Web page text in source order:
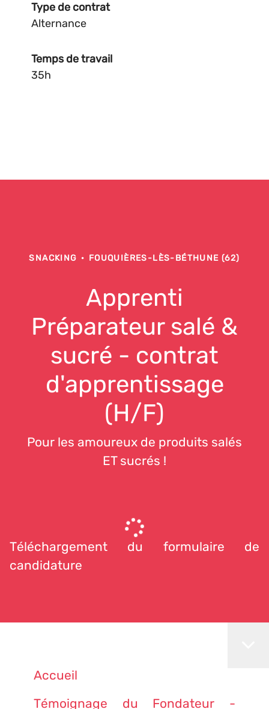
Type de contrat
Alternance
Temps de travail
35h
SNACKING · FOUQUIÈRES-LÈS-BÉTHUNE (62)
Apprenti
Préparateur salé &
sucré - contrat
d'apprentissage
(H/F)
Pour les amoureux de produits salés
ET sucrés !
Téléchargement du formulaire de
candidature
Accueil
Témoignage du Fondateur -